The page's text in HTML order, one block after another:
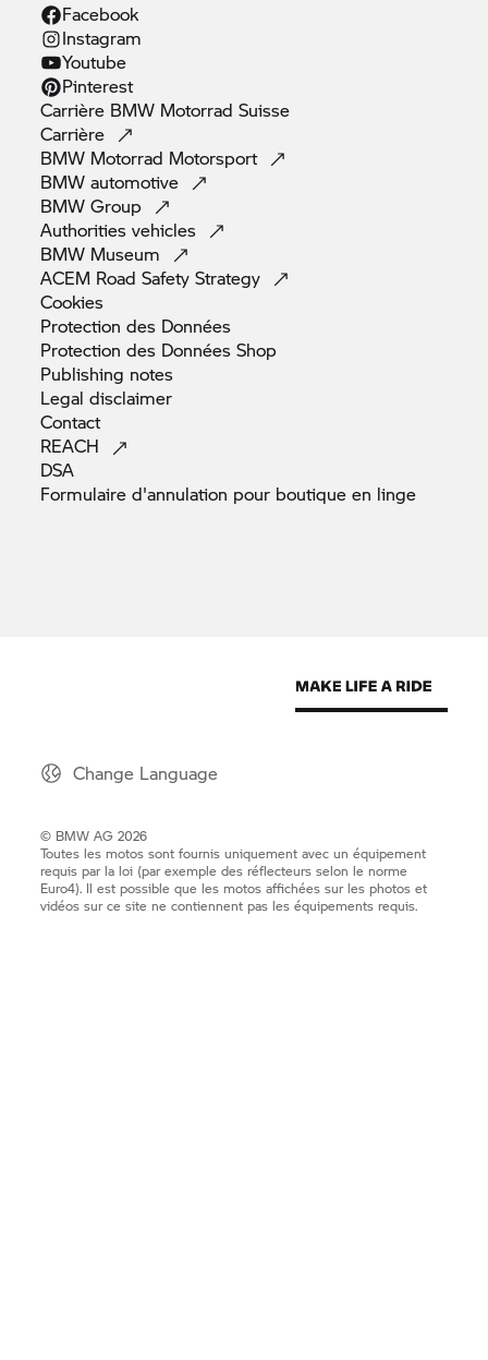
Facebook
Instagram
Youtube
Pinterest
Carrière BMW Motorrad Suisse
Carrière
BMW Motorrad Motorsport
BMWautomotive
BMWGroup
Authoritiesvehicles
BMW Museum
ACEM Road SafetyStrategy
Cookies
Protection des Données
Protection des DonnéesShop
Publishing notes
Legaldisclaimer
Contact
REACH
DSA
Formulaire d'annulation pour boutique en linge
Change Language
© BMW AG 2026
Toutes les motos sont fournis uniquement avec un équipement
requis par la loi (par exemple des réflecteurs selon le norme
Euro4). Il est possible que les motos affichées sur les photos et
vidéos sur ce site ne contiennent pas les équipements requis.